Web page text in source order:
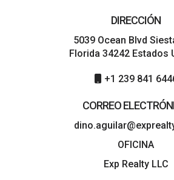
DIRECCIÓN
5039 Ocean Blvd
Florida 34242 Estados
+1 239 841
CORREO
OFICINA
Exp Realty LLC